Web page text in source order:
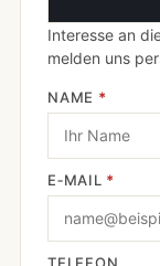
Interesse an
melden uns
NAME *
E‑MAIL *